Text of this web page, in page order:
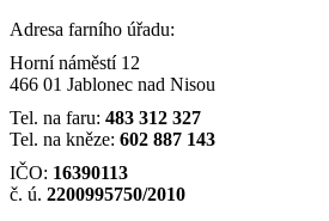
Adresa farního úřadu:
Horní náměstí 12
466 01 Jablonec nad Nisou
Tel. na faru: 483 312 327
Tel. na kněze: 602 887 143
IČO: 16390113
č. ú. 2200995750/2010